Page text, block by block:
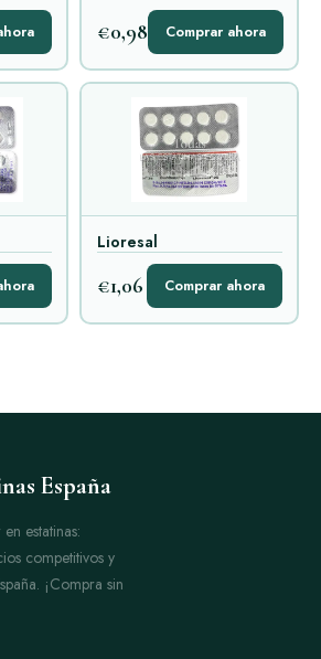
€0,98 Comprar ahora
Lioresal
€1,06 Comprar ahora
España
estatinas:
competitivos y
¡Compra sin